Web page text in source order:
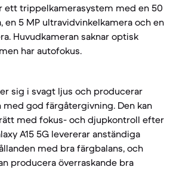
ett trippelkamerasystem med en 50
en 5 MP ultravidvinkelkamera och en
Huvudkameran saknar optisk
har autofokus.
sig i svagt ljus och producerar
god färgåtergivning. Den kan
med fokus- och djupkontroll efter
A15 5G levererar anständiga
med bra färgbalans, och
producera överraskande bra